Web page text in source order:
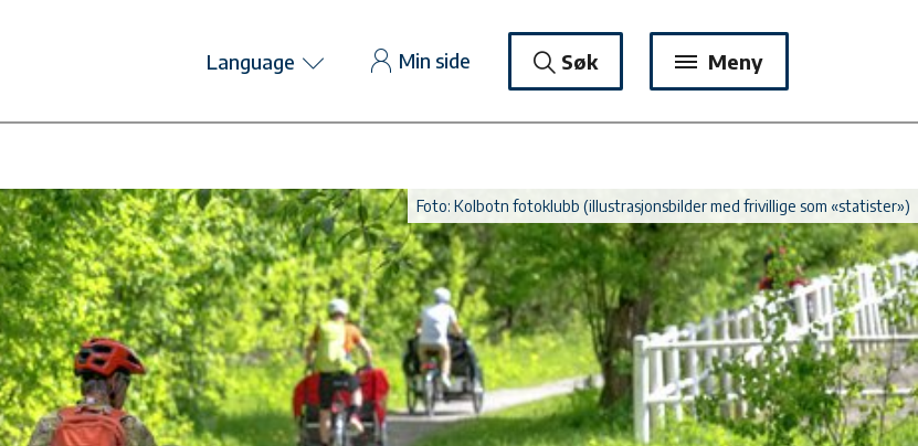
Language Min side Søk Meny
Foto: Kolbotn fotoklubb (illustrasjonsbilder med frivillige som «statister»)